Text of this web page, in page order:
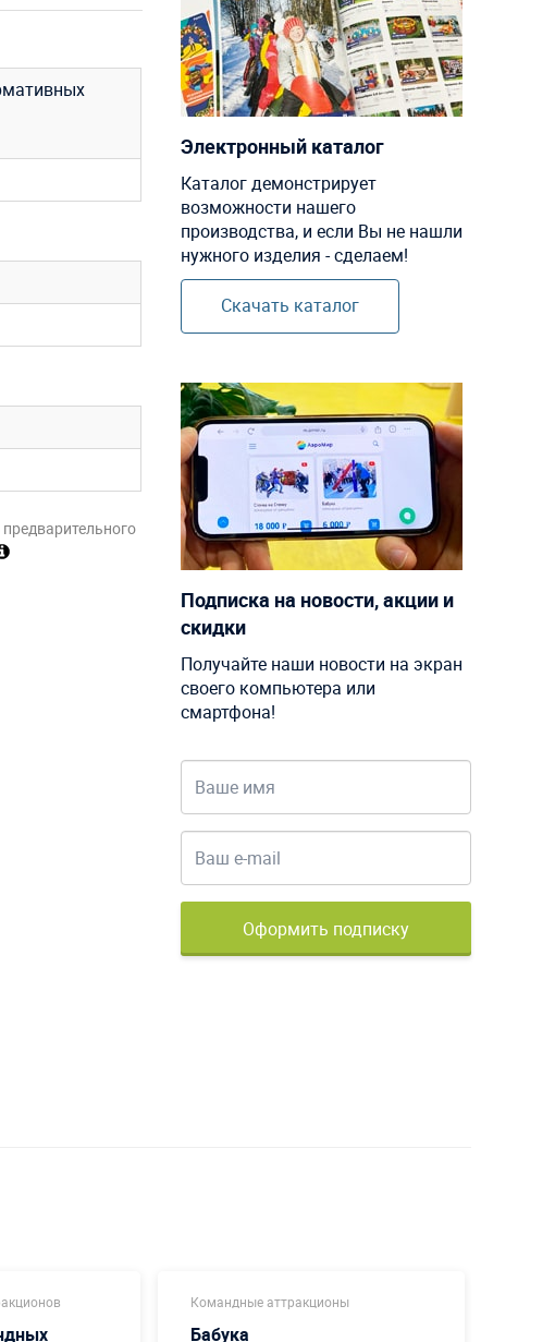
Электронный каталог
Каталог демонстрирует
возможности нашего
производства, и если Вы не нашли
нужного изделия - сделаем!
Скачать каталог
Подписка на новости, акции и
скидки
Получайте наши новости на экран
своего компьютера или
смартфона!
Оформить подписку
Командные аттракционы
Бабука